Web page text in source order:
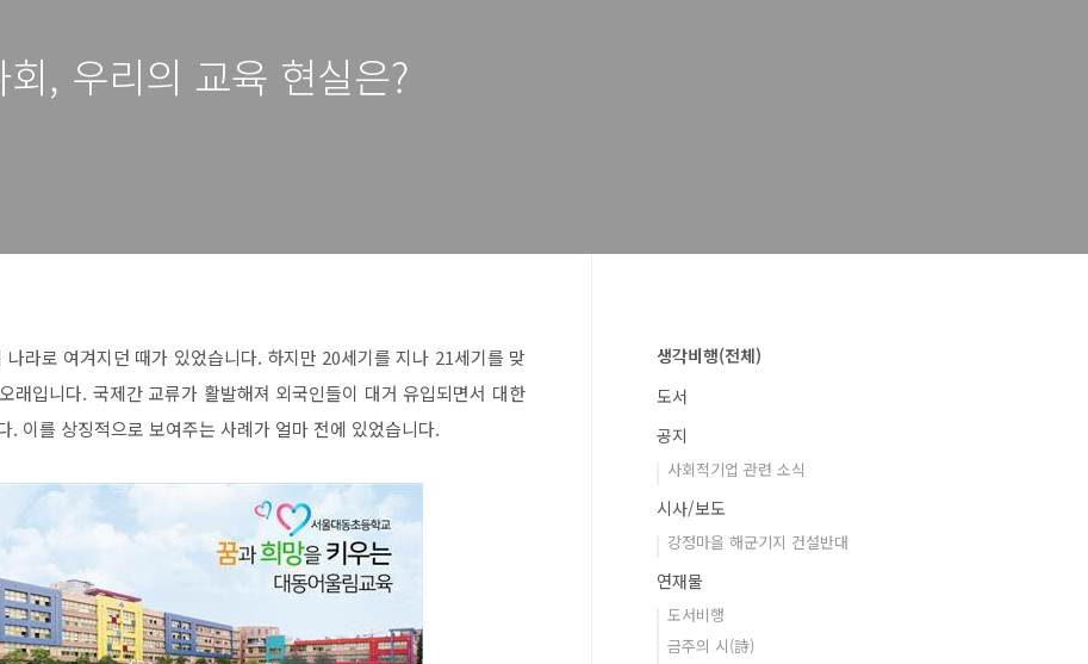
, 우리의 교육 현실은?
라로 여겨지던 때가 있었습니다. 하지만 20세기를 지나 21세기를 맞
래입니다. 국제간 교류가 활발해져 외국인들이 대거 유입되면서 대한
. 이를 상징적으로 보여주는 사례가 얼마 전에 있었습니다.
생각비행(전체)
도서
공지
사회적기업 관련 소식
시사/보도
강정마을 해군기지 건설반대
연재물
도서비행
금주의 시(詩)